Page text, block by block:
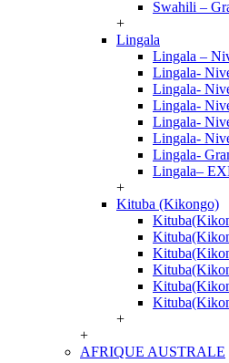
Swahili –
+
Lingala
Lingala –
Lingala-
Lingala-
Lingala-
Lingala-
Lingala-
Lingala-
Lingala–
+
Kituba (Kikongo)
+
+
AFRIQUE AUSTRALE